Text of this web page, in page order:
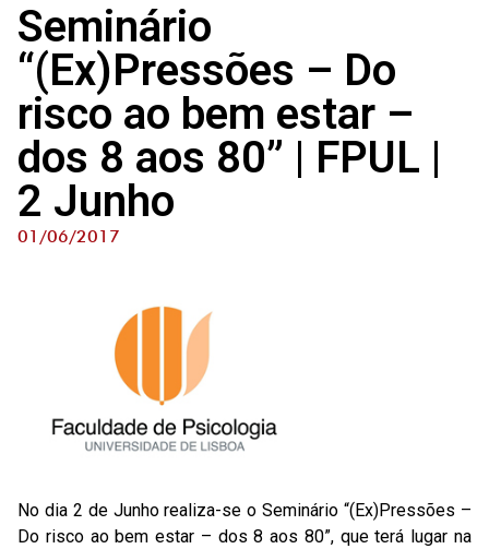
Seminário
“(Ex)Pressões – Do
risco ao bem estar –
dos 8 aos 80” | FPUL |
2 Junho
01/06/2017
No dia 2 de Junho realiza-se o Seminário “(Ex)Pressões –
Do risco ao bem estar – dos 8 aos 80”, que terá lugar na